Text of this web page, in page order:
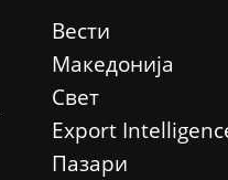
Вести
Македонија
Свет
Еxport
Пазари